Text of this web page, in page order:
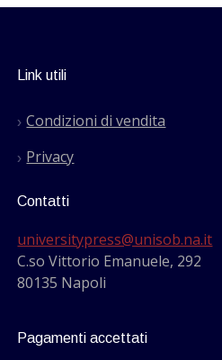
Link utili
Condizioni di vendita
Privacy
Contatti
universitypress@unisob.na.it
C.so Vittorio Emanuele, 292
80135 Napoli
Pagamenti accettati